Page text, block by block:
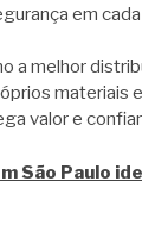
em
a melhor
valor e
São Paulo